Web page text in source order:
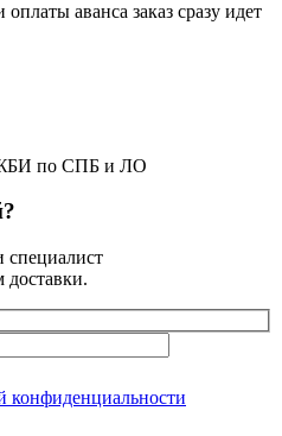
аванса заказ сразу идет
ЖБИ по СПБ и ЛО
специалист
доставки.
конфиденциальности